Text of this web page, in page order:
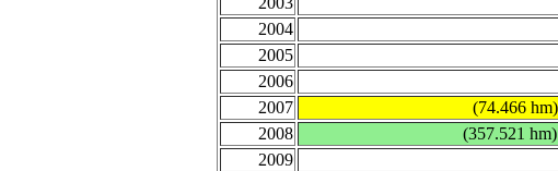
2004
2005
2006
2007
(74.466
2008
(357.521
2009